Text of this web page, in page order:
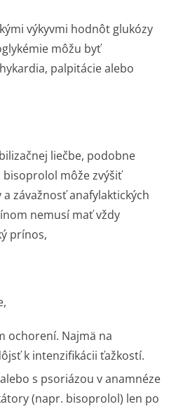
výkyvmi hodnôt glukózy
môžu byť
palpitácie alebo
liečbe, podobne
môže zvýšiť
závažnosť anafylaktických
nemusí mať vždy
prínos,
ochorení. Najmä na
k intenzifikácii ťažkostí.
s psoriázou v anamnéze
(napr. bisoprolol) len po